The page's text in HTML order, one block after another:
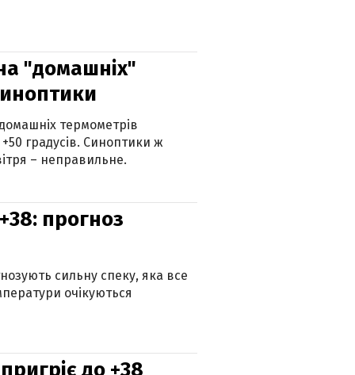
"домашніх"
термометрів
градусів. Синоптики ж
– неправильне.
прогноз
сильну спеку, яка все
очікуються
до +38